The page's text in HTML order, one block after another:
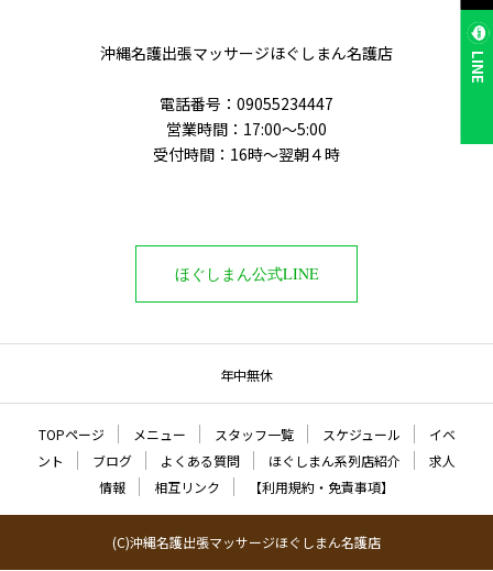
LINE
沖縄名護出張マッサージほぐしまん名護店
電話番号‭：09055234447
営業時間：17:00～5:00
受付時間：16時〜翌朝４時
ほぐしまん公式LINE
年中無休
TOPページ メニュー スタッフ一覧 スケジュール
イベ
ント
ブログ よくある質問 ほぐしまん系列店紹介
求人
情報
相互リンク 【利用規約・免責事項】
(C)沖縄名護出張マッサージほぐしまん名護店